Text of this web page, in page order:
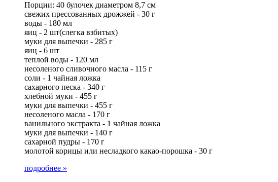
Порции: 40 булочек диаметром 8,7 см
свежих прессованных дрожжей - 30 г
воды - 180 мл
яиц - 2 шт(слегка взбитых)
муки для выпечки - 285 г
яиц - 6 шт
теплой воды - 120 мл
несоленого сливочного масла - 115 г
соли - 1 чайная ложка
сахарного песка - 340 г
хлебной муки - 455 г
муки для выпечки - 455 г
несоленого масла - 170 г
ванильного экстракта - 1 чайная ложка
муки для выпечки - 140 г
сахарной пудры - 170 г
молотой корицы или несладкого какао-порошка - 30 г
подробнее »